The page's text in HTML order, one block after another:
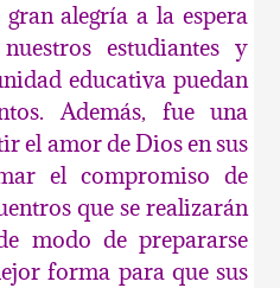
alegría a la espera
estudiantes y
educativa puedan
Además, fue una
el amor de Dios en sus
el compromiso de
que se realizarán
modo de prepararse
forma para que sus